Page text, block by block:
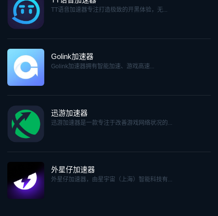
TT语音加速器专注打造极致的开黑体验，无...
Golink加速器
Golink加速器拥有智能加速、游戏高速...
迅游加速器
迅游加速器是一款专注于改善游戏网络状况的...
外星仔加速器
外星仔加速器，由星宇宙（上海）智能科技有...